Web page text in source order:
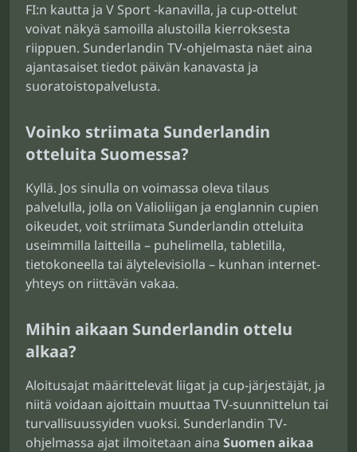
FI:n kautta ja V Sport -kanavilla, ja cup-ottelut
voivat näkyä samoilla alustoilla kierroksesta
riippuen. Sunderlandin TV-ohjelmasta näet aina
ajantasaiset tiedot päivän kanavasta ja
suoratoistopalvelusta.
Voinko striimata Sunderlandin
otteluita Suomessa?
Kyllä. Jos sinulla on voimassa oleva tilaus
palvelulla, jolla on Valioliigan ja englannin cupien
oikeudet, voit striimata Sunderlandin otteluita
useimmilla laitteilla – puhelimella, tabletilla,
tietokoneella tai älytelevisiolla – kunhan internet-
yhteys on riittävän vakaa.
Mihin aikaan Sunderlandin ottelu
alkaa?
Aloitusajat määrittelevät liigat ja cup-järjestäjät, ja
niitä voidaan ajoittain muuttaa TV-suunnittelun tai
turvallisuussyiden vuoksi. Sunderlandin TV-
ohjelmassa ajat ilmoitetaan aina Suomen aikaa